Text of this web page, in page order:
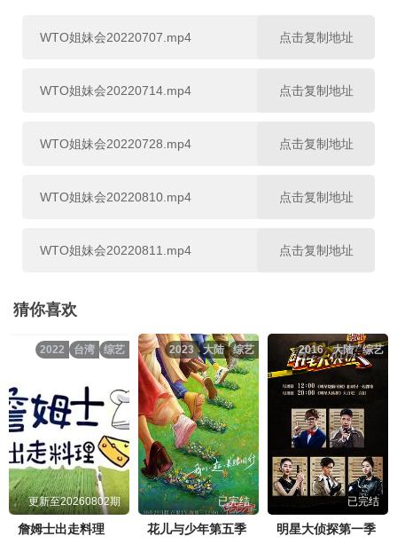
20231026 20231030
20231031 20231101 20231102
20231106 20231107 20231108
20231109 20231113 20231114
20230807
20230914 20230918 20230919
20230920 20230921 20230925
20230926 20230927 20230928
20231002 20231003 20231004
WTO姐妹会20220707.mp4 点击复制地址
WTO姐妹会20220714.mp4 点击复制地址
WTO姐妹会20220728.mp4 点击复制地址
WTO姐妹会20220810.mp4 点击复制地址
WTO姐妹会20220811.mp4 点击复制地址
WTO姐妹会20220816.mp4
WTO姐妹会20220817.mp4 点击复制地址
WTO姐妹会20220914.mp4 点击复制地址
WTO姐妹会20220925.mp4 点击复制地址
WTO姐妹会20221007.mp4 点击复制地址
猜你喜欢
综艺
台湾
2022
更新至20260802期
詹姆士出走料理
综艺
大陆
2023
已完结
花儿与少年第五季
综艺
大陆
2016
已完结
明星大侦探第一季